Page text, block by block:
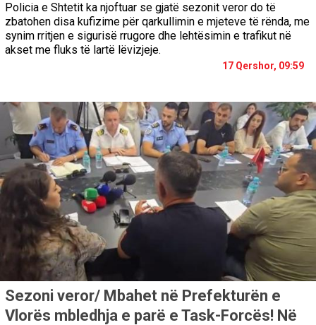
Policia e Shtetit ka njoftuar se gjatë sezonit veror do të
zbatohen disa kufizime për qarkullimin e mjeteve të rënda, me
synim rritjen e sigurisë rrugore dhe lehtësimin e trafikut në
akset me fluks të lartë lëvizjeje.
17 Qershor, 09:59
Sezoni veror/ Mbahet në Prefekturën e
Vlorës mbledhja e parë e Task-Forcës! Në